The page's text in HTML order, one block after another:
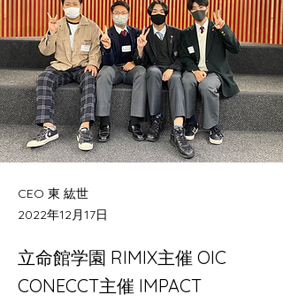
CEO 東 紘世
2022年12月17日
立命館学園 RIMIX主催 OIC
CONECCT主催 IMPACT